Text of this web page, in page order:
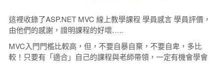
這裡收錄了ASP.NET MVC 線上教學課程 學員感言 學員評價，
由他們的感謝，證明課程的好壞…..
MVC入門門檻比較高，但，不要自暴自棄，不要自卑，多比
較！只要有「適合」自己的課程與老師帶領，一定有機會學會